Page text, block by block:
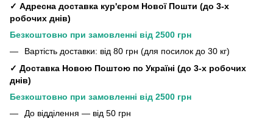
✓ Адресна доставка кур'єром Нової Пошти (до 3-х
робочих днів)
Безкоштовно при замовленні від 2500 грн
Вартість доставки: від 80 грн (для посилок до 30 кг)
✓ Доставка Новою Поштою по Україні (до 3-х робочих
днів)
Безкоштовно при замовленні від 2500 грн
До відділення — від 50 грн